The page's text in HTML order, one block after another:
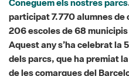
dels parcs, que ha premiat
de les comarques del
Una de les activitats
programa Coneguem els